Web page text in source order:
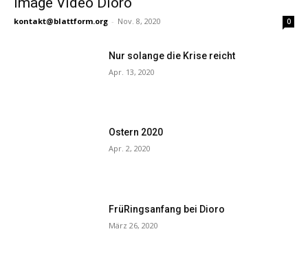
kontakt@blattform.org - Nov. 8, 2020 0
Nur solange die Krise reicht
Apr. 13, 2020
Ostern 2020
Apr. 2, 2020
FrüRingsanfang bei Dioro
März 26, 2020